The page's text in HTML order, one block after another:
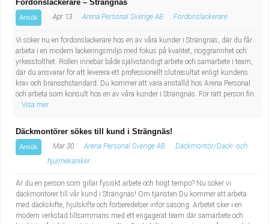
Fordonslackerare – Strängnäs
Ansök Apr 13 Arena Personal Sverige AB Fordonslackerare
Vi söker nu en fordonslackerare hos en av våra kunder i Strängnäs, där du får
arbeta i en modern lackeringsmiljö med fokus på kvalitet, noggrannhet och
yrkesstolthet. Rollen innebär både självständigt arbete och samarbete i team,
där du ansvarar för att leverera ett professionellt slutresultat enligt kundens
krav och branschstandard. Du kommer att vara anställd hos Arena Personal
och arbeta som konsult hos en av våra kunder i Strängnäs. För rätt person fin...
Visa mer
Däckmontörer sökes till kund i Strängnäs!
Ansök Mar 30 Arena Personal Sverige AB
Däckmontör/Däck- och
hjulmekaniker
Är du en person som gillar fysiskt arbete och högt tempo? Nu söker vi
däckmontörer till vår kund i Strängnäs! Om tjänsten Du kommer att arbeta
med däckskifte, hjulskifte och förberedelser inför säsong. Arbetet sker i en
modern verkstad tillsammans med ett engagerat team där samarbete och